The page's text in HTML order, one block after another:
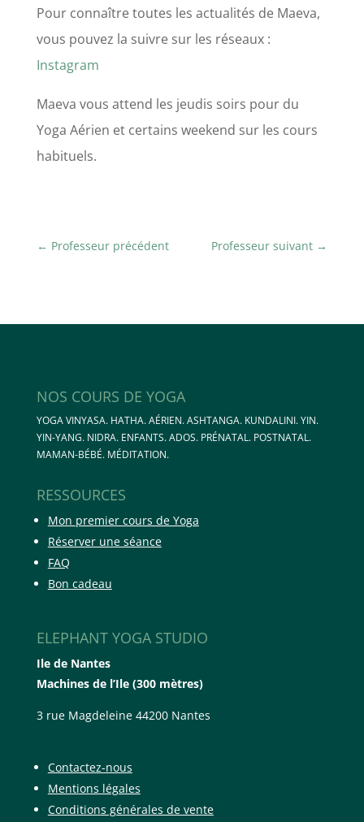
Pour connaître toutes les actualités de Maeva,
vous pouvez la suivre sur les réseaux :
Instagram
Maeva vous attend les jeudis soirs pour du
Yoga Aérien et certains weekend sur les cours
habituels.
← Professeur précédent Professeur suivant →
NOS COURS DE YOGA
YOGA VINYASA. HATHA. AÉRIEN. ASHTANGA. KUNDALINI. YIN.
YIN-YANG. NIDRA. ENFANTS. ADOS. PRÉNATAL. POSTNATAL.
MAMAN-BÉBÉ. MÉDITATION.
RESSOURCES
Mon premier cours de Yoga
Réserver une séance
FAQ
Bon cadeau
ELEPHANT YOGA STUDIO
Ile de Nantes
Machines de l’Ile (300 mètres)
3 rue Magdeleine 44200 Nantes
Contactez-nous
Mentions légales
Conditions générales de vente